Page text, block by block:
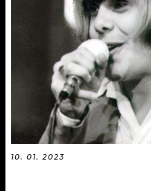
TRENDY
KULTURA
OSTATNÍ
JAK NALADIT
10. 01. 2023